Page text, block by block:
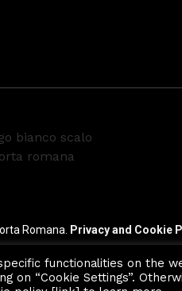
Romana. Privacy and Cookie
functionalities on the
on “Cookie Settings”.